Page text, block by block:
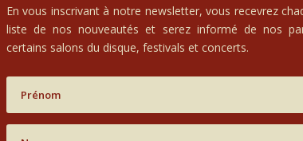
En vous inscrivant à notre newsletter, vous recevrez
liste de nos nouveautés et serez informé de nos
certains salons du disque, festivals et concerts.